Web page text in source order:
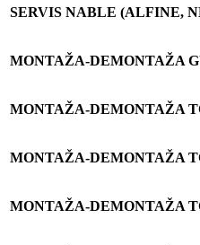
SERVIS NABLE (ALFINE,
MONTAŽA-DEMONTAŽA
MONTAŽA-DEMONTAŽA
MONTAŽA-DEMONTAŽA
MONTAŽA-DEMONTAŽA